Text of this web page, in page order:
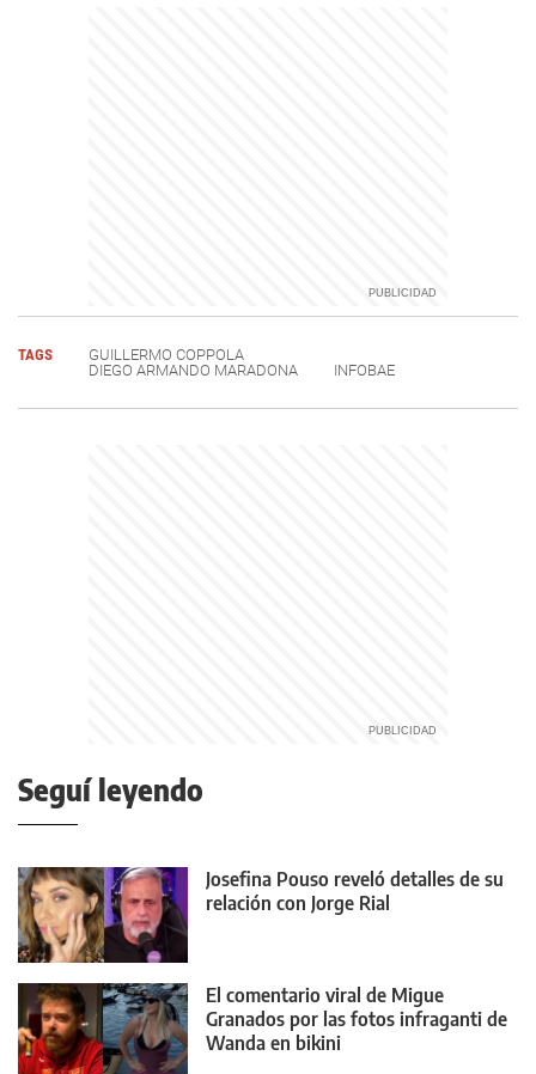
TAGS
GUILLERMO COPPOLA
DIEGO ARMANDO MARADONA
INFOBAE
Seguí leyendo
Josefina Pouso reveló detalles de su
relación con Jorge Rial
El comentario viral de Migue
Granados por las fotos infraganti de
Wanda en bikini